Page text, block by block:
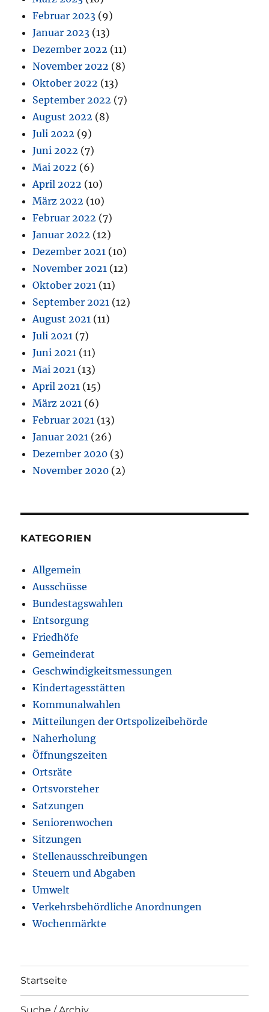
Februar 2023 (9)
Januar 2023 (13)
Dezember 2022 (11)
November 2022 (8)
Oktober 2022 (13)
September 2022 (7)
August 2022 (8)
Juli 2022 (9)
Juni 2022 (7)
Mai 2022 (6)
April 2022 (10)
März 2022 (10)
Februar 2022 (7)
Januar 2022 (12)
Dezember 2021 (10)
November 2021 (12)
Oktober 2021 (11)
September 2021 (12)
August 2021 (11)
Juli 2021 (7)
Juni 2021 (11)
Mai 2021 (13)
April 2021 (15)
März 2021 (6)
Februar 2021 (13)
Januar 2021 (26)
Dezember 2020 (3)
November 2020 (2)
KATEGORIEN
Allgemein
Ausschüsse
Bundestagswahlen
Entsorgung
Friedhöfe
Gemeinderat
Geschwindigkeitsmessungen
Kindertagesstätten
Kommunalwahlen
Mitteilungen der Ortspolizeibehörde
Naherholung
Öffnungszeiten
Ortsräte
Ortsvorsteher
Satzungen
Seniorenwochen
Sitzungen
Stellenausschreibungen
Steuern und Abgaben
Umwelt
Verkehrsbehördliche Anordnungen
Wochenmärkte
Startseite